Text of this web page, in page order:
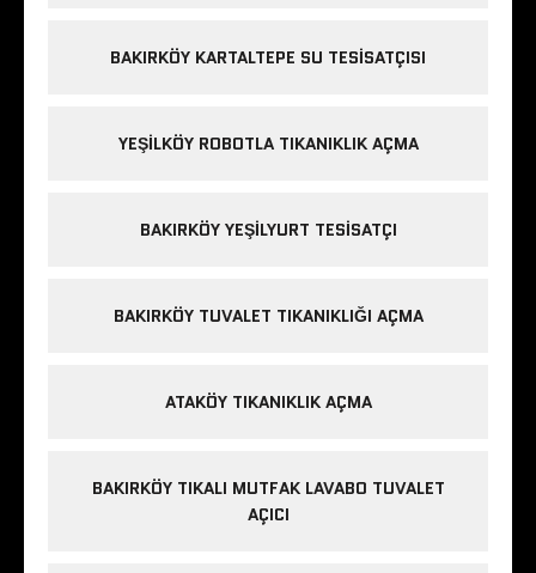
BAKIRKÖY KARTALTEPE SU TESISATÇISI
YEŞILKÖY ROBOTLA TIKANIKLIK AÇMA
BAKIRKÖY YEŞILYURT TESISATÇI
BAKIRKÖY TUVALET TIKANIKLIĞI AÇMA
ATAKÖY TIKANIKLIK AÇMA
BAKIRKÖY TIKALI MUTFAK LAVABO TUVALET
AÇICI